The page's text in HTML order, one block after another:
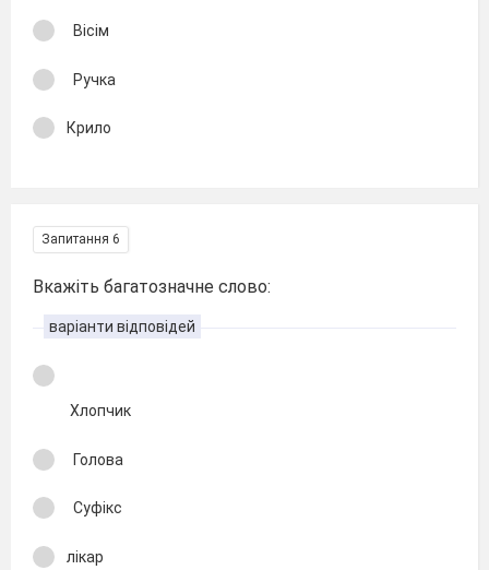
Вісім
Ручка
Крило
Запитання 6
Вкажіть багатозначне слово:
варіанти відповідей
Хлопчик
Голова
Суфікс
лікар